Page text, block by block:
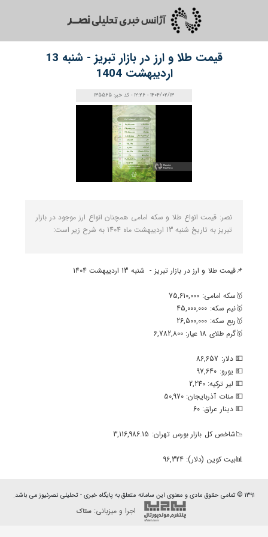
قیمت طلا و ارز در بازار تبریز - شنبه 13
اردیبهشت 1404
1404/02/13 - 12:26 - کد خبر: 135565
نصر: قیمت انواع طلا و سکه امامی همچنان انواع ارز موجود در بازار
تبریز به تاریخ شنبه 13 اردیبهشت ماه 1404 به شرح زیر است:
📌قیمت طلا و ارز در بازار تبریز - شنبه 13 اردیبهشت 1404
🥇سکه امامی: 75,610,000
🥇نیم سکه: 45,000,000
🥇ربع سکه: 26,500,000
🥇گرم طلای 18 عیار: 6,782,800
💵 دلار: 86,657
💵 یورو: 97,640
💵 لیر ترکیه: 2,240
💵 منات آذربایجان: 50,970
💵 دینار عراق: 60
📉شاخص کل بازار بورس تهران: 3,116,986.15
📊بیت کوین (دلار): 96,324
۱۳۹۱ © تمامی حقوق مادی و معنوی این سامانه متعلق به پایگاه خبری - تحلیلی نصرنیوز می باشد.
اجرا و میزبانی:ستاک